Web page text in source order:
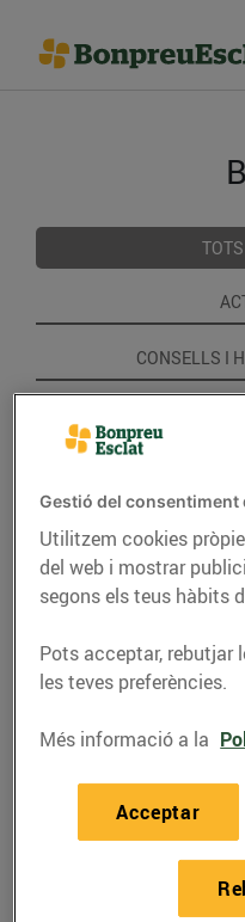
CONSELLS I
Gestió del consentiment
Utilitzem cookies
del web i mostrar
segons els teus hàbits
Pots acceptar, rebutjar
les teves preferències.
Més informació a la
Acceptar